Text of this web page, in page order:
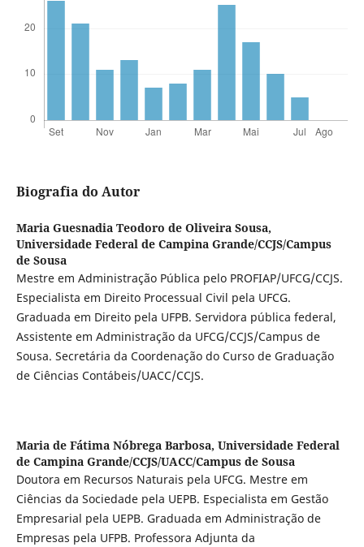
Biografia do Autor
Maria Guesnadia Teodoro de Oliveira Sousa,
Universidade Federal de Campina Grande/CCJS/Campus
de Sousa
Mestre em Administração Pública pelo PROFIAP/UFCG/CCJS.
Especialista em Direito Processual Civil pela UFCG.
Graduada em Direito pela UFPB. Servidora pública federal,
Assistente em Administração da UFCG/CCJS/Campus de
Sousa. Secretária da Coordenação do Curso de Graduação
de Ciências Contábeis/UACC/CCJS.
Maria de Fátima Nóbrega Barbosa, Universidade Federal
de Campina Grande/CCJS/UACC/Campus de Sousa
Doutora em Recursos Naturais pela UFCG. Mestre em
Ciências da Sociedade pela UEPB. Especialista em Gestão
Empresarial pela UEPB. Graduada em Administração de
Empresas pela UFPB. Professora Adjunta da